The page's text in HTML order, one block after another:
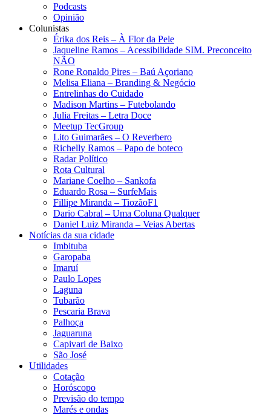
Podcasts
Opinião
Colunistas
Érika dos Reis​ – À Flor da Pele
Jaqueline Ramos – Acessibilidade SIM. Preconceito
NÃO
Rone Ronaldo Pires – Baú Açoriano
Melisa Eliana – Branding & Negócio
Entrelinhas do Cuidado
Madison Martins – Futebolando
Julia Freitas​ – Letra Doce
Meetup TecGroup
Lito Guimarães – O Reverbero
Richelly Ramos​ – Papo de boteco
Radar Político
Rota Cultural
Mariane Coelho – Sankofa
Eduardo Rosa​ – SurfeMais
Fillipe Miranda – TiozãoF1
Dario Cabral – Uma Coluna Qualquer
Daniel Luiz Miranda – Veias Abertas
Notícias da sua cidade
Imbituba
Garopaba
Imaruí
Paulo Lopes
Laguna
Tubarão
Pescaria Brava
Palhoça
Jaguaruna
Capivari de Baixo
São José
Utilidades
Cotação
Horóscopo
Previsão do tempo
Marés e ondas